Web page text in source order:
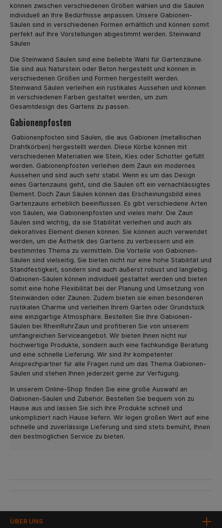
können zwischen verschiedenen Größen wählen und die Säulen
individuell an Ihre Bedürfnisse anpassen. Unsere Gabionen-
Säulen sind in verschiedenen Formen erhältlich und können somit
perfekt auf Ihre Vorstellungen abgestimmt werden. Steinwand
Säulen
Die Steinwand Säulen sind eine beliebte Wahl für Gartenzäune.
Sie sind aus Naturstein oder Beton hergestellt und können in
verschiedenen Größen und Formen hergestellt werden.
Steinwand Säulen verleihen ein rustikales Aussehen und können
in verschiedenen Farben gestaltet werden, um zum
Gesamtdesign des Gartens zu passen.
Gabionenpfosten
Gabionenpfosten sind Säulen, die aus Gabionen (metallischen
Drahtkörben) hergestellt werden. Diese Körbe können mit
verschiedenen Materialien wie Stein, Kies oder Schotter gefüllt
werden. Gabionenpfosten verleihen dem Zaun ein modernes
Aussehen und sind auch sehr stabil. Wenn es um das Design
eines Gartenzauns geht, sind die Säulen oft ein vernachlässigtes
Element. Doch Zaun Säulen können das Erscheinungsbild eines
Gartenzauns erheblich beeinflussen. Es gibt verschiedene Arten
von Säulen, wie Gabionenpfosten und vieles mehr. Die Zaun
Säulen sind wichtig, da sie Stabilität verleihen und auch als
dekoratives Element dienen können. Sie können auch verwendet
werden, um die Ästhetik des Gartens zu verbessern und ein
bestimmtes Thema zu vermitteln. Die Vorteile von Gabionen-
Säulen sind vielseitig. Sie bieten nicht nur eine hohe Stabilität und
Standfestigkeit, sondern sind auch äußerst robust und langlebig.
Gabionen-Säulen können individuell gestaltet werden und bieten
somit eine hohe Flexibilität bei der Planung und Umsetzung von
Steinwänden oder Zäunen. Zudem bieten sie einen besonderen
rustikalen Charme und verleihen Ihrem Garten oder Grundstück
eine einzigartige Atmosphäre. Bestellen Sie Ihre Gabionen-
Säulen bei RheinRuhrZaun und profitieren Sie von unserem
umfangreichen Serviceangebot. Wir bieten Ihnen nicht nur
hochwertige Produkte, sondern auch eine fachkundige Beratung
und eine schnelle Lieferung. Wir sind Ihr kompetenter
Ansprechpartner für alle Fragen rund um das Thema Gabionen-
Säulen und stehen Ihnen jederzeit gerne zur Verfügung.
In unserem Online-Shop finden Sie eine große Auswahl an
Gabionen-Säulen und Zubehör. Bestellen Sie bequem von zu
Hause aus und lassen Sie sich Ihre Produkte schnell und
unkompliziert nach Hause liefern. Wir legen großen Wert auf eine
schnelle und zuverlässige Lieferung und sind stets bemüht, Ihnen
den bestmöglichen Service zu bieten.
ÜBER UNS